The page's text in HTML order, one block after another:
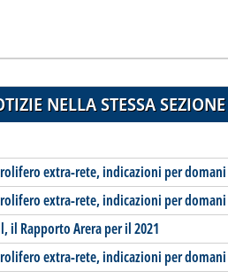
NELLA STESSA SEZIONE
extra-rete, indicazioni per domani
extra-rete, indicazioni per domani
il Rapporto Arera per il 2021
extra-rete, indicazioni per domani